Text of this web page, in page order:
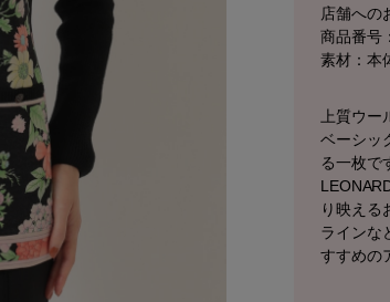
店舗への
商品番号
素材：本
上質ウ
ベーシッ
る一枚で
り映える
ラインな
すすめの